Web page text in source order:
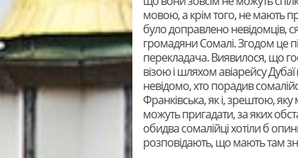
мовою, а крім того, не мають
було доправлено невідомців,
громадяни Сомалі. Згодом це
перекладача. Виявилося, що
візою і шляхом авіарейсу Дубаї
невідомо, хто порадив
Франківська, як і, зрештою,
можуть пригадати, за яких
обидва сомалійці хотіли б
розповідають, що мають там